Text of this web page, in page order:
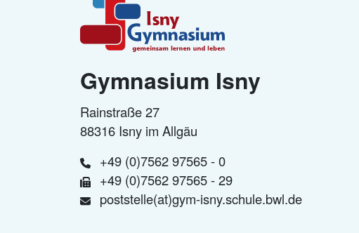
Gymnasium Isny
Rainstraße 27
88316 Isny im Allgäu
+49 (0)7562 97565 - 0
+49 (0)7562 97565 - 29
poststelle(at)gym-isny.schule.bwl.de